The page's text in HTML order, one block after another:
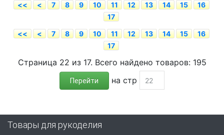
<< < 7 8 9 10 11 12 13 14 15
16
17
<<
< 7 8 9 10 11 12 13 14 15
16
17
Страница 22 из 17. Всего найдено товаров: 195
Перейти на стр
Товары для рукоделия